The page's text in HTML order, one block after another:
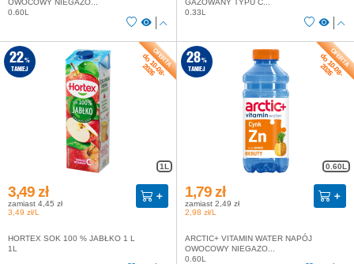
OWOCOWY NIEGAZO...
0.60L
GAZOWANY TYPU C...
0.33L
1L
do 10-08-
2026
22%
TANIEJ
3,49 zł
zamiast 4,45 zł
3,49 zł/L
HORTEX SOK 100 % JABŁKO 1 L
1L
0.60L
do 10-08-
2026
28%
TANIEJ
1,79 zł
zamiast 2,49 zł
2,98 zł/L
ARCTIC+ VITAMIN WATER NAPÓJ
OWOCOWY NIEGAZO...
0.60L